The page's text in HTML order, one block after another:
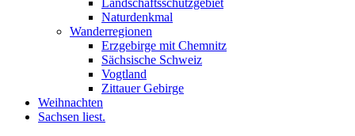
Landschaftsschutzgebiet
Naturdenkmal
Wanderregionen
Erzgebirge mit Chemnitz
Sächsische Schweiz
Vogtland
Zittauer Gebirge
Weihnachten
Sachsen liest.